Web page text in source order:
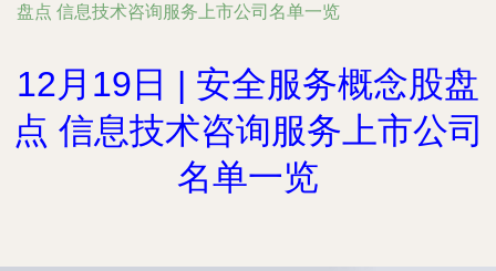
盘点 信息技术咨询服务上市公司名单一览
12月19日 | 安全服务概念股盘
点 信息技术咨询服务上市公司
名单一览